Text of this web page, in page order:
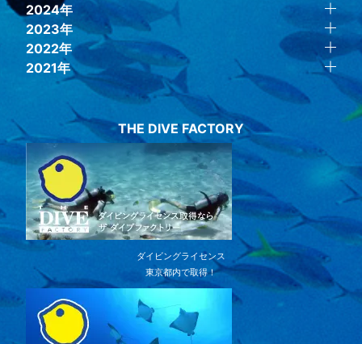
2024年
2023年
2022年
2021年
THE DIVE FACTORY
ダイビングライセンス
東京都内で取得！